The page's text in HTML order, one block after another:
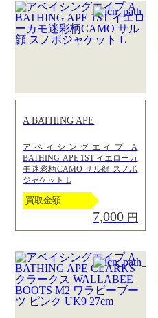
A BATHING APE
アベイシングエイプ A
BATHING APE 1ST イエローカ
モ迷彩柄CAMO サル顔 スノボ
ジャケット L
買取金額
7,000 円